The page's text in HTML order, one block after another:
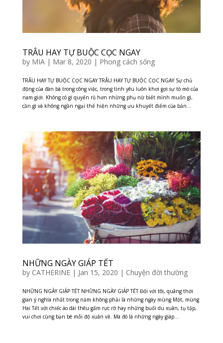
TRÂU HAY TỰ BUỘC CỌC NGAY
by MIA| Mar 8, 2020 | Phong cách sống
TRÂU HAY TỰ BUỘC CỌC NGAY TRÂU HAY TỰ BUỘC CỌC NGAY Sự chủ
động của đàn bà trong công việc, trong tình yêu luôn khơi gợi sự tò mò của
nam giới. Không có gì quyến rũ hơn những phụ nữ biết mình muốn gì,
cần gì và không ngần ngại thể hiện những ưu khuyết điểm của bản...
NHỮNG NGÀY GIÁP TẾT
by CATHERINE| Jan 15, 2020 | Chuyện đời thường
NHỮNG NGÀY GIÁP TẾT NHỮNG NGÀY GIÁP TẾT Đối với tôi, quãng thời
gian ý nghĩa nhất trong năm không phải là những ngày mùng Một, mùng
Hai Tết với chiếc áo dài thêu gấm rực rỡ hay những buổi du xuân, tụ tập,
vui chơi cùng bạn bè mỗi độ xuân về. Mà đó là những ngày giáp...